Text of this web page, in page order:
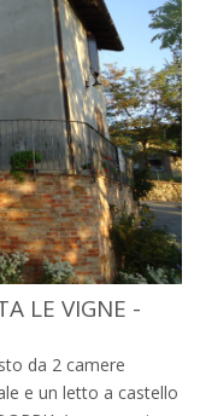
LE VIGNE -
da 2 camere
e un letto a castello